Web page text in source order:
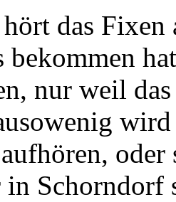
das
bekommen
nur weil
oder
Schorndorf